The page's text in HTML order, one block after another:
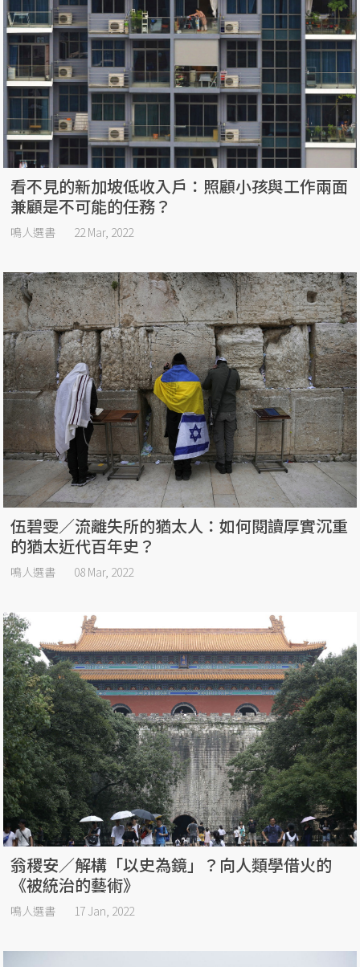
看不見的新加坡低收入戶：照顧小孩與工作兩面
兼顧是不可能的任務？
鳴人選書 22 Mar, 2022
伍碧雯／流離失所的猶太人：如何閱讀厚實沉重
的猶太近代百年史？
鳴人選書 08 Mar, 2022
翁稷安／解構「以史為鏡」？向人類學借火的
《被統治的藝術》
鳴人選書 17 Jan, 2022